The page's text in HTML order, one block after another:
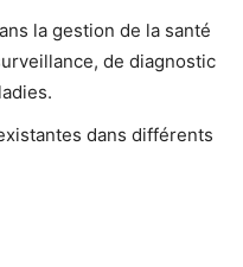
la gestion de la santé
de diagnostic
dans différents